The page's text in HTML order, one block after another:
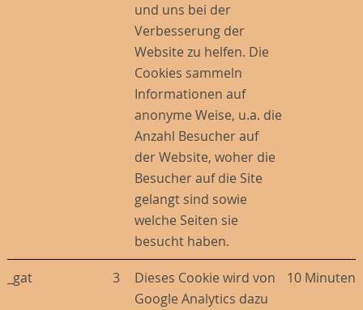
und uns bei der
Verbesserung der
Website zu helfen. Die
Cookies sammeln
Informationen auf
anonyme Weise, u.a. die
Anzahl Besucher auf
der Website, woher die
Besucher auf die Site
gelangt sind sowie
welche Seiten sie
besucht haben.
_gat 3
Dieses Cookie wird von
Google Analytics dazu
10 Minuten